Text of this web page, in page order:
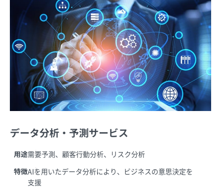
データ分析・予測サービス
用途需要予測、顧客行動分析、リスク分析
特徴AIを用いたデータ分析により、ビジネスの意思決定を
支援